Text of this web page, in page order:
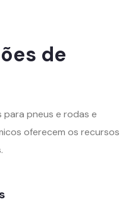
de
para pneus e rodas e
oferecem os recursos